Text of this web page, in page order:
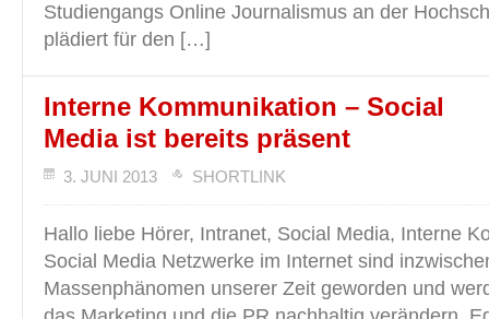
Studiengangs Online Journalismus an der
plädiert für den […]
Interne Kommunikation – Social
Media ist bereits präsent
3. JUNI 2013 SHORTLINK
Hallo liebe Hörer, Intranet, Social Media, Interne
Social Media Netzwerke im Internet sind
Massenphänomen unserer Zeit geworden und